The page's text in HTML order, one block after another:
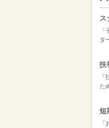
ス
タ
扶
た
短